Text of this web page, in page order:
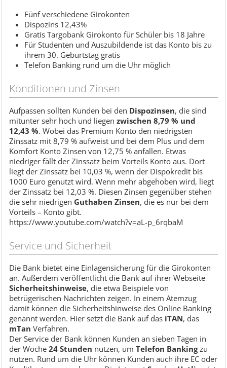
Fünf verschiedene Girokonten
Dispozins 12,43%
Gratis Targobank Girokonto für Schüler bis 18 Jahre
Für Studenten und Auszubildende ist das Konto bis zu
ihrem 30. Geburtstag gratis
Telefon Banking rund um die Uhr möglich
Konditionen und Zinsen
Aufpassen sollten Kunden bei den Dispozinsen, die sind
mitunter sehr hoch und liegenzwischen 8,79 % und
12,43 %. Wobei das Premium Konto den niedrigsten
Zinssatz mit 8,79 % aufweist und bei dem Plus und dem
Komfort Konto Zinsen von 12,75 % anfallen. Etwas
niedriger fällt der Zinssatz beim Vorteils Konto aus. Dort
liegt der Zinssatz bei 10,03 %, wenn der Dispokredit bis
1000 Euro genutzt wird. Wenn mehr abgehoben wird, liegt
der Zinssatz bei 12,03 %. Diesen Zinsen gegenüber stehen
die sehr niedrigen Guthaben Zinsen, die es nur bei dem
Vorteils – Konto gibt.
https://www.youtube.com/watch?v=aL-p_6rqbaM
Service und Sicherheit
Die Bank bietet eine Einlagensicherung für die Girokonten
an. Außerdem veröffentlicht die Bank auf ihrer Webseite
Sicherheitshinweise, die etwa Beispiele von
betrügerischen Nachrichten zeigen. In einem Atemzug
damit können die Sicherheitshinweise des Online Banking
genannt werden. Hier setzt die Bank auf das iTAN, das
mTan Verfahren.
Der Service der Bank können Kunden an sieben Tagen in
der Woche24 Stunden nutzen, umTelefon Bankingzu
nutzen. Rund um die Uhr können Kunden auch ihre EC oder